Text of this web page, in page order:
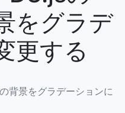
をグラデ
更する
背景をグラデーションに